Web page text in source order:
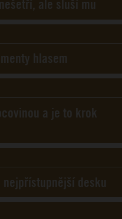
ale sluší mu
hlasem
a je to krok
desku